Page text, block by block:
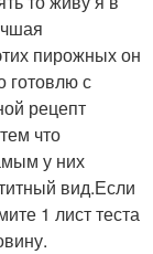
пирожных он
готовлю с
рецепт
что
у них
вид.Если
1 лист теста